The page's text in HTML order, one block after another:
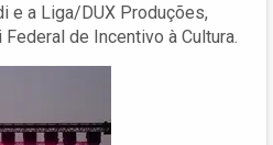
e a Liga/DUX Produções,
de Incentivo à Cultura.